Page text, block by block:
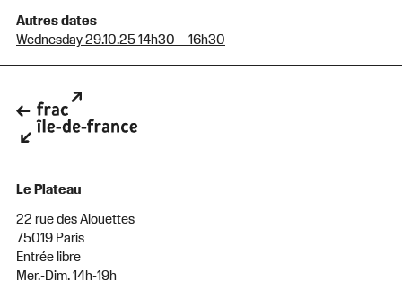
Autres dates
Wednesday 29.10.25 14h30 – 16h30
Le Plateau
22 rue des Alouettes
75019 Paris
Entrée libre
Mer.-Dim. 14h-19h